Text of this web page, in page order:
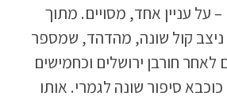
על עניין אחד, מסויים. מתוך
ניצב קול שונה, מהדהד, שמספר
חורבן ירושלים וכחמישים
סיפור שונה לגמרי. אותו